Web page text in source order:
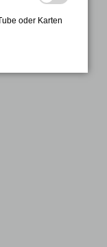
oder Karten